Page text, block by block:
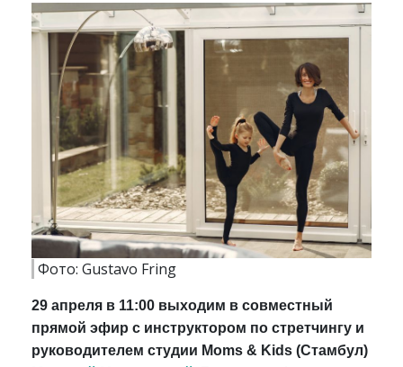
Фото: Gustavo Fring
29 апреля в 11:00 выходим в совместный
прямой эфир с инструктором по стретчингу и
руководителем студии Moms & Kids (Стамбул)